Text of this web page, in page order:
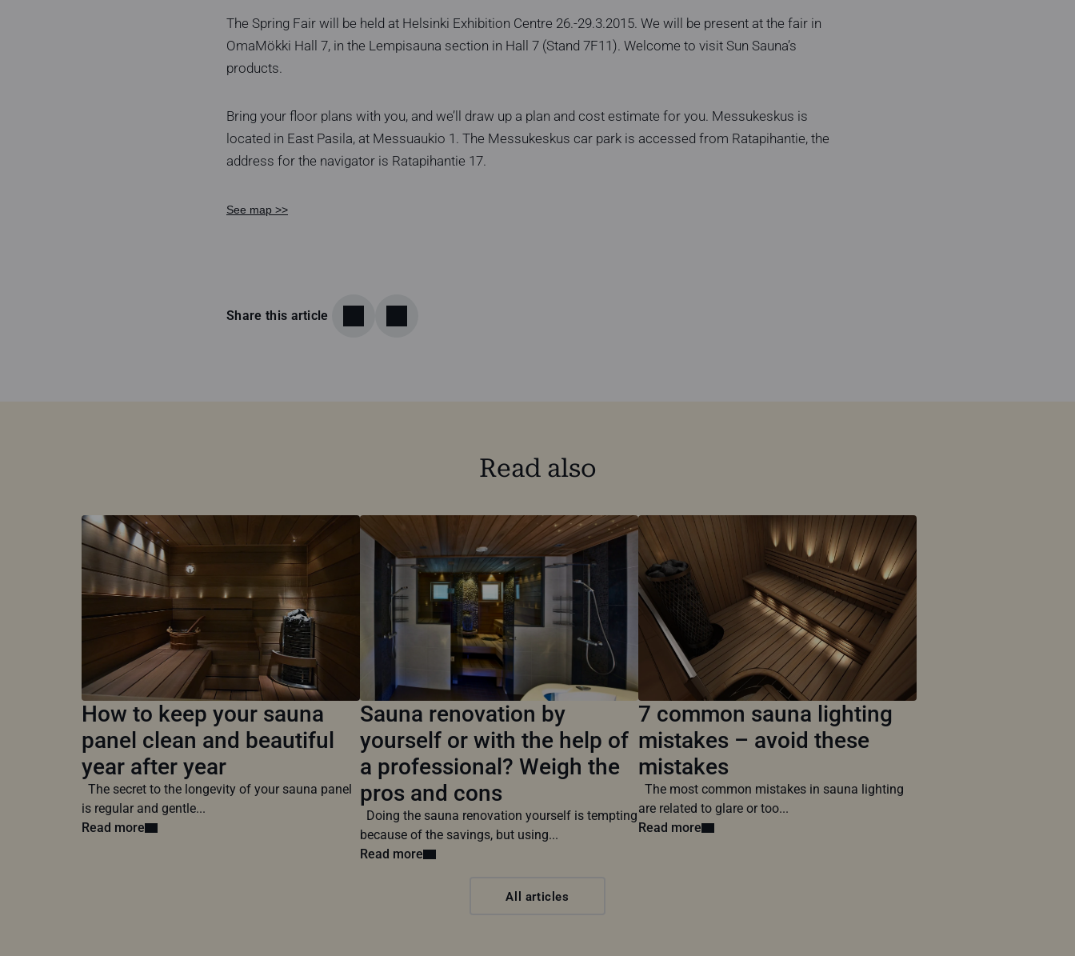
The Spring Fair will be held at Helsinki Exhibition Centre 26.-29.3.2015. We will be present at the fair in
OmaMökki Hall 7, in the Lempisauna section in Hall 7 (Stand 7F11). Welcome to visit Sun Sauna’s
products.
Bring your floor plans with you, and we’ll draw up a plan and cost estimate for you. Messukeskus is
located in East Pasila, at Messuaukio 1. The Messukeskus car park is accessed from Ratapihantie, the
address for the navigator is Ratapihantie 17.
See map >>
Share this article
Read also
How to keep your sauna
panel clean and beautiful
year after year
The secret to the longevity of your sauna panel
is regular and gentle...
Read more
Sauna renovation by
yourself or with the help of
a professional? Weigh the
pros and cons
Doing the sauna renovation yourself is tempting
because of the savings, but using...
Read more
7 common sauna lighting
mistakes – avoid these
mistakes
The most common mistakes in sauna lighting
are related to glare or too...
Read more
All articles